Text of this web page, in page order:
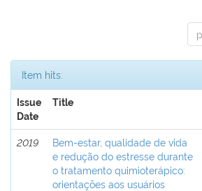
Item hits:
Issue
Date
Title
2019
Bem-estar, qualidade de vida
e redução do estresse durante
o tratamento quimioterápico:
orientações aos usuários